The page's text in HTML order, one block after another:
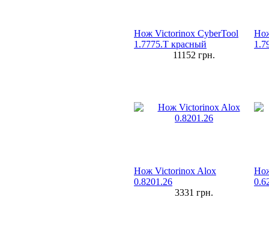
Нож Victorinox CyberTool
1.7775.T красный
11152 грн.
Нож Victorinox Alox
0.8201.26
3331 грн.